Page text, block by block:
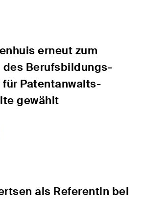
erneut zum
des Berufs­bildungs­
für Patentanwalts­
gewählt
als Referentin bei